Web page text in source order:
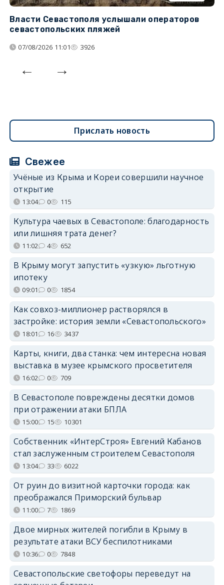
Власти Севастополя услышали операторов
севастопольских пляжей
07/08/2026 11:01 3926
Прислать новость
Свежее
Учёные из Крыма и Кореи совершили научное
открытие
13:04 0 115
Культура чаевых в Севастополе: благодарность
или лишняя трата денег?
11:02 4 652
В Крыму могут запустить «узкую» льготную
ипотеку
09:01 0 1854
Как совхоз-миллионер растворялся в
застройке: история земли «Севастопольского»
18:01 16 3437
Карты, книги, два станка: чем интересна новая
выставка в музее крымского просветителя
16:02 0 709
В Севастополе повреждены десятки домов
при отражении атаки БПЛА
15:00 15 10301
Собственник «ИнтерСтроя» Евгений Кабанов
стал заслуженным строителем Севастополя
13:04 33 6022
От руин до визитной карточки города: как
преображался Приморский бульвар
11:00 7 1869
Двое мирных жителей погибли в Крыму в
результате атаки ВСУ беспилотниками
10:36 0 7848
Севастопольские светофоры переведут на